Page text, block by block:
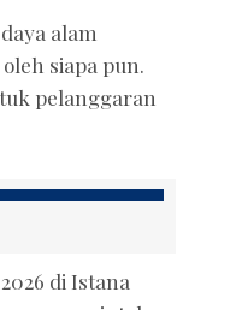
alam
siapa pun.
pelanggaran
di Istana